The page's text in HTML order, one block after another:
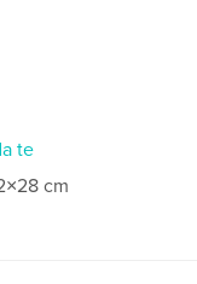
te
cm